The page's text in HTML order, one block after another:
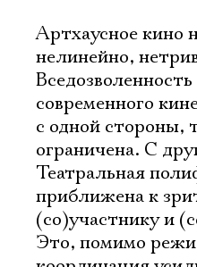
Артхаусное кино
нелинейно,
современного
с одной стороны,
ограничена. С
Театральная
приближена к
(со)участнику и
Это, помимо